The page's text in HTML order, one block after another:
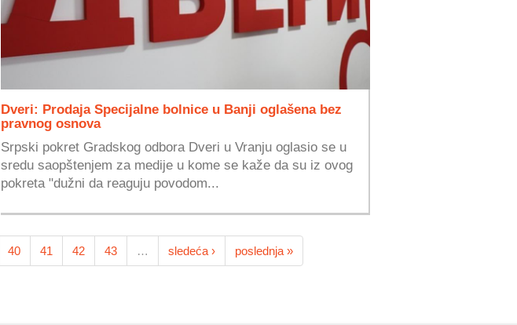
Dveri: Prodaja Specijalne bolnice u Banji oglašena bez
pravnog osnova
Srpski pokret Gradskog odbora Dveri u Vranju oglasio se u
sredu saopštenjem za medije u kome se kaže da su iz ovog
pokreta "dužni da reaguju povodom...
40 41 42 43 … sledeća › poslednja »